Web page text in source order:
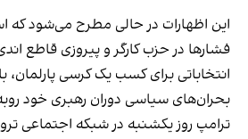
این اظهارات در حالی مطرح می‌شود که
فشارها در حزب کارگر و پیروزی قاطع
انتخاباتی برای کسب یک کرسی پارلمان،
بحران‌های سیاسی دوران رهبری خود
ترامپ روز یکشنبه در شبکه اجتماعی